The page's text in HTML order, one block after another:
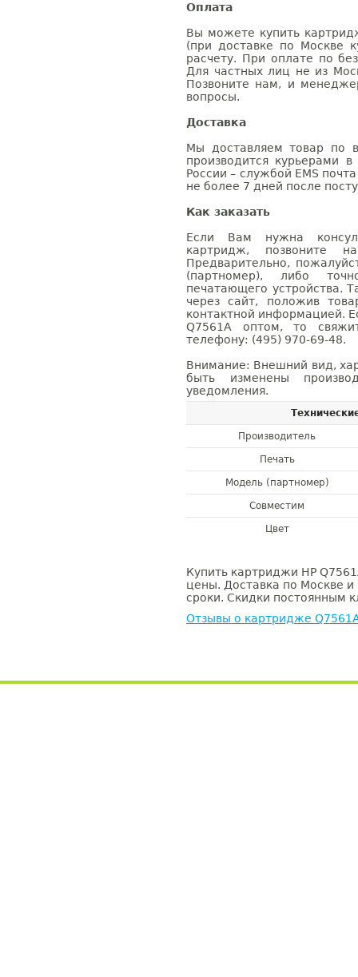
Оплата
Вы можете купить
(при доставке по Москве
расчету. При оплате по
Для частных лиц не из
Позвоните нам, и
вопросы.
Доставка
Мы доставляем товар по
производится курьерами
России – службой EMS
не более 7 дней после
Как заказать
Если Вам нужна
картридж, позвоните
Предварительно,
(партномер), либо
печатающего устройства.
через сайт, положив
контактной информацией.
Q7561A оптом, то
телефону: (495) 970-69-48.
Внимание: Внешний вид,
быть изменены
уведомления.
Производитель
Печать
Модель (партномер)
Совместим
Цвет
Купить картриджи HP
цены. Доставка по Москве и
сроки. Скидки постоянным
Отзывы о картридже